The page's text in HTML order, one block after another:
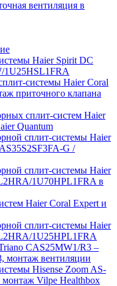
вентиляция в
Haier Spirit DC
1U25HSL1FRA
системы Haier Coral
приточного клапана
сплит-систем Haier
Quantum
сплит-системы Haier
G /
сплит-системы Haier
1U70HPL1FRA в
Haier Coral Expert и
сплит-системы Haier
1U25HPL1FRA
CAS25MW1/R3 –
монтаж вентиляции
Hisense Zoom AS-
Vilpe Healthbox